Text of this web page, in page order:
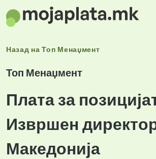
Назад наТоп Менаџмент
Топ Менаџмент
Плата за
Извршен
Македонија